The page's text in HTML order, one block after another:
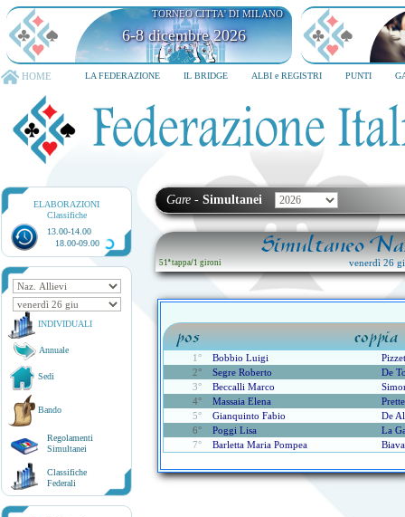
TORNEO CITTA' DI MILANO
6-8 dicembre 2026
HOME LA FEDERAZIONE IL BRIDGE ALBI e REGISTRI PUNTI
ELABORAZIONI
Classifiche
13.00-14.00
18.00-09.00
INDIVIDUALI
Annuale
Sedi
Bando
Regolamenti
Simultanei
Classifiche
Federali
Gare - Simultanei
Simultaneo
51ª tappa/1 gironi venerdì 26
pos coppia
1° Bobbio Luigi
2°
Segre Roberto
De
3°
Beccalli Marco
4°
Massaia Elena
5°
Gianquinto Fabio
De
6°
Poggi Lisa
La
7°
Barletta Maria Pompea